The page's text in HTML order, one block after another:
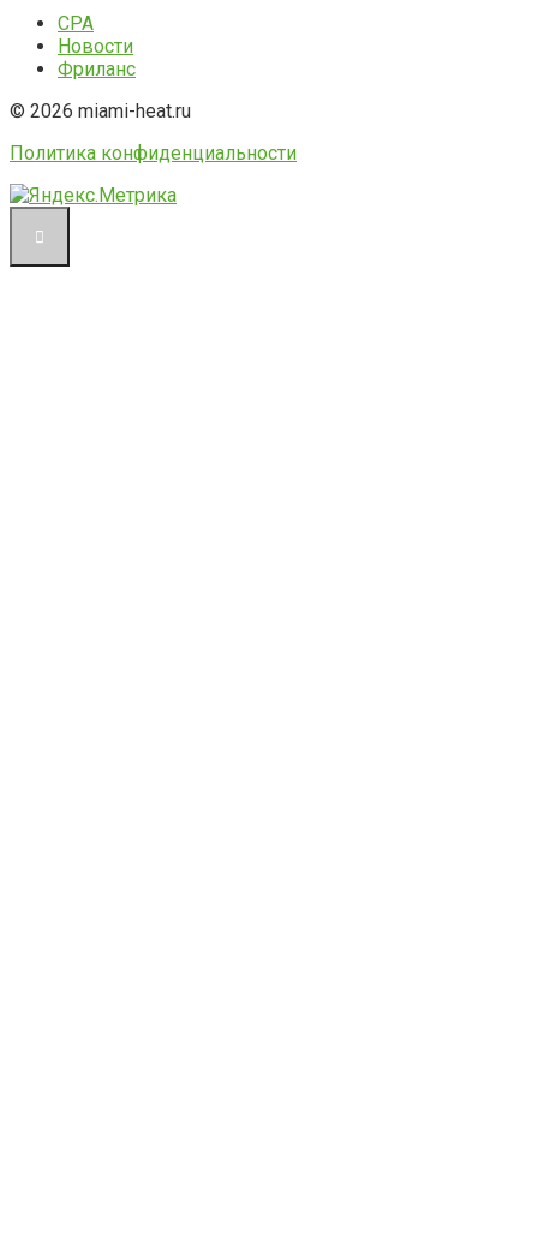
CPA
Новости
Фриланс
© 2026 miami-heat.ru
Политика конфиденциальности